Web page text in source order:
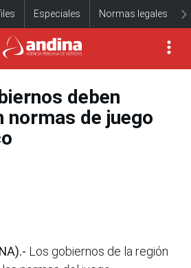
Especiales Normas legales
deben
normas de juego
Los gobiernos de la región